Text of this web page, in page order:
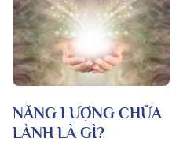
NĂNG LƯỢNG CHỮA
LÀNH LÀ GÌ?